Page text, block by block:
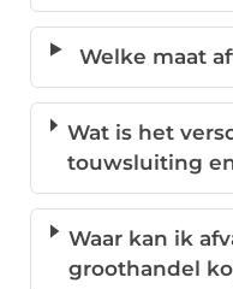
Welke maat
Wat is het
touwsluiting
Waar kan ik
groothandel